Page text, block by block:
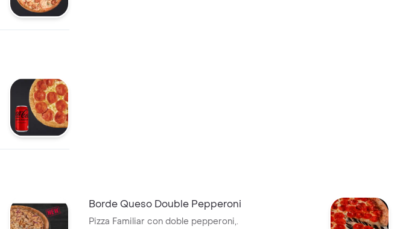
Borde Queso Double Pepperoni
Pizza Familiar con doble pepperoni,.